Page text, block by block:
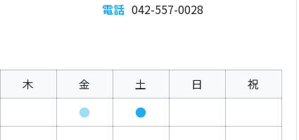
電話 042-557-0028
木 金 土 日 祝
● ●